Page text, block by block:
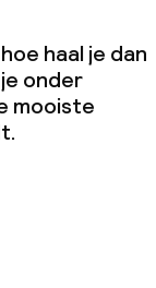
haal je dan
onder
mooiste